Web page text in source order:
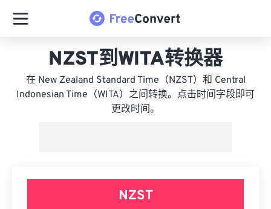
NZST到WITA转换器
在 New Zealand Standard Time（NZST）和 Central
Indonesian Time（WITA）之间转换。点击时间字段即可
更改时间。
NZST